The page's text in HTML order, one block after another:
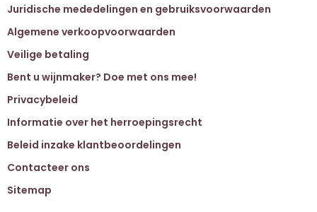
Juridische mededelingen en gebruiksvoorwaarden
Algemene verkoopvoorwaarden
Veilige betaling
Bent u wijnmaker? Doe met ons mee!
Privacybeleid
Informatie over het herroepingsrecht
Beleid inzake klantbeoordelingen
Contacteer ons
Sitemap